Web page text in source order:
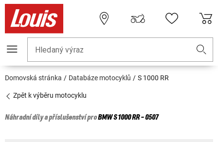
Hledaný výraz
Domovská stránka Databáze motocyklů S 1000 RR
Zpět k výběru motocyklu
Náhradní díly a příslušenství proBMWS 1000 RR - 0507